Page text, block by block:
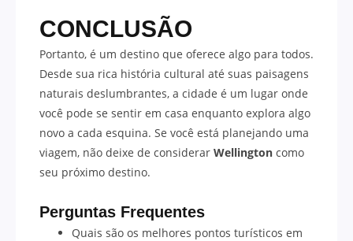
CONCLUSÃO
Portanto, é um destino que oferece algo para todos.
Desde sua rica história cultural até suas paisagens
naturais deslumbrantes, a cidade é um lugar onde
você pode se sentir em casa enquanto explora algo
novo a cada esquina. Se você está planejando uma
viagem, não deixe de considerar Wellington como
seu próximo destino.
Perguntas Frequentes
Quais são os melhores pontos turísticos em